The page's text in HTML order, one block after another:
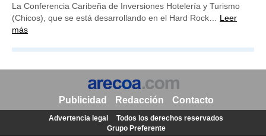
La Conferencia Caribeña de Inversiones Hotelería y Turismo
(Chicos), que se está desarrollando en el Hard Rock… Leer
más
Publicidad Redacción Contacto
Advertencia legal
Todos los derechos reservados
Grupo Preferente